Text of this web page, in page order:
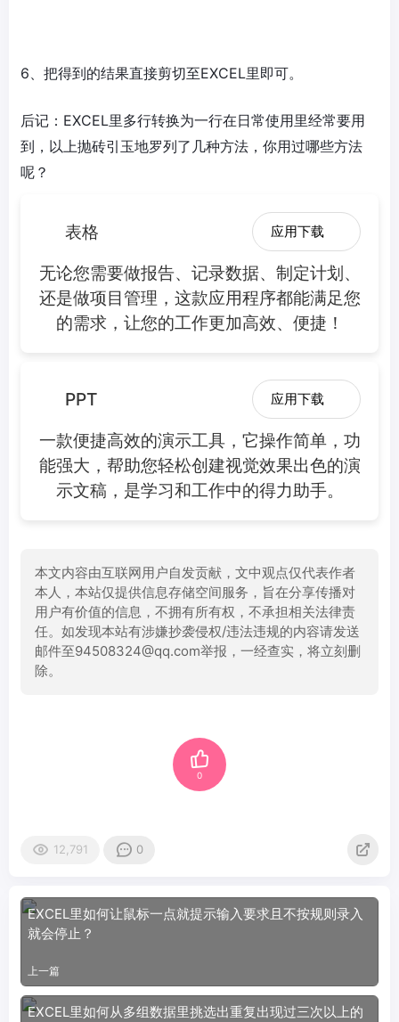
6、把得到的结果直接剪切至EXCEL里即可。
后记：EXCEL里多行转换为一行在日常使用里经常要用
到，以上抛砖引玉地罗列了几种方法，你用过哪些方法
呢？
表格 应用下载
无论您需要做报告、记录数据、制定计划、
还是做项目管理，这款应用程序都能满足您
的需求，让您的工作更加高效、便捷！
PPT 应用下载
一款便捷高效的演示工具，它操作简单，功
能强大，帮助您轻松创建视觉效果出色的演
示文稿，是学习和工作中的得力助手。
本文内容由互联网用户自发贡献，文中观点仅代表作者
本人，本站仅提供信息存储空间服务，旨在分享传播对
用户有价值的信息，不拥有所有权，不承担相关法律责
任。如发现本站有涉嫌抄袭侵权/违法违规的内容请发送
邮件至94508324@qq.com举报，一经查实，将立刻删
除。
0
12,791 0
EXCEL里如何让鼠标一点就提示输入要求且不按规则录入
就会停止？
上一篇
EXCEL里如何从多组数据里挑选出重复出现过三次以上的